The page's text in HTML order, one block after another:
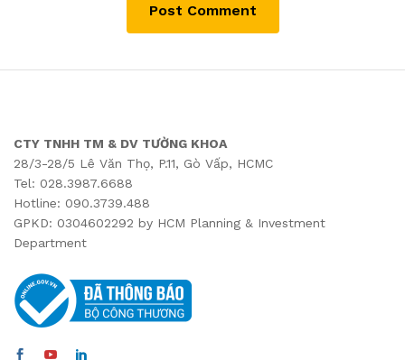
CTY TNHH TM & DV TƯỜNG KHOA
28/3-28/5 Lê Văn Thọ, P.11, Gò Vấp, HCMC
Tel: 028.3987.6688
Hotline: 090.3739.488
GPKD: 0304602292 by HCM Planning & Investment
Department